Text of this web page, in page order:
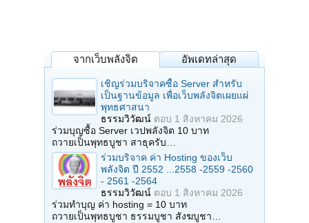
จากเว็บพลังจิต อัพเดทล่าสุด
เชิญร่วมบริจาคซื้อ Server สำหรับ
เป็นฐานข้อมูล เพื่อเว็บพลังจิตเผยแผ่
พุทธศาสนา
ธรรมวิวัฒน์ ตอบ 1 สิงหาคม 2026
ร่วมบุญซื้อ Server เวปพลังจิต 10 บาท
ถวายเป็นพุทธบูชา สาธุครับ…
ร่วมบริจาค ค่า Hosting ของเว็บ
พลังจิต ปี 2552 ...2558 -2559 -2560
- 2561 -2564
ธรรมวิวัฒน์ ตอบ 1 สิงหาคม 2026
ร่วมทำบุญ ค่า hosting = 10 บาท
ถวายเป็นพุทธบูชา ธรรมบูชา สังฆบูชา…